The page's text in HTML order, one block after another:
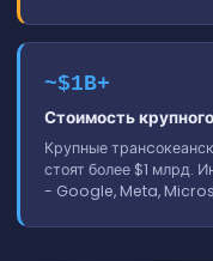
~$1B+
Стоимость
Крупные
стоят более $1 млрд.
- Google, Meta,